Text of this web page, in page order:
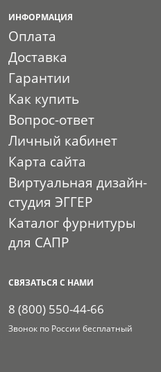
ИНФОРМАЦИЯ
Оплата
Доставка
Гарантии
Как купить
Вопрос-ответ
Личный кабинет
Карта сайта
Виртуальная дизайн-
студия ЭГГЕР
Каталог фурнитуры
для САПР
СВЯЗАТЬСЯ С НАМИ
8 (800) 550-44-66
Звонок по России бесплатный